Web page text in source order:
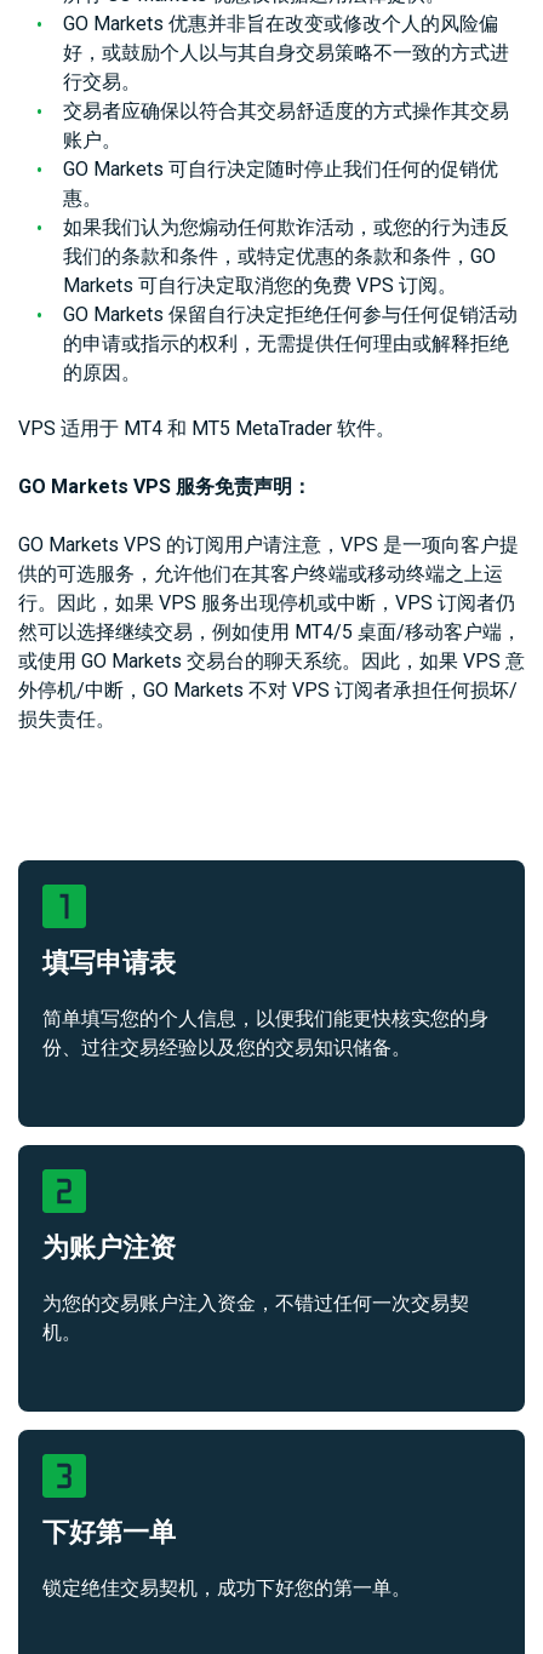
GO Markets 优惠并非旨在改变或修改个人的风险偏
好，或鼓励个人以与其自身交易策略不一致的方式进
行交易。
交易者应确保以符合其交易舒适度的方式操作其交易
账户。
GO Markets 可自行决定随时停止我们任何的促销优
惠。
如果我们认为您煽动任何欺诈活动，或您的行为违反
我们的条款和条件，或特定优惠的条款和条件，GO
Markets 可自行决定取消您的免费 VPS 订阅。
GO Markets 保留自行决定拒绝任何参与任何促销活动
的申请或指示的权利，无需提供任何理由或解释拒绝
的原因。
VPS 适用于 MT4 和 MT5 MetaTrader 软件。
GO Markets VPS 服务免责声明：
GO Markets VPS 的订阅用户请注意，VPS 是一项向客户提
供的可选服务，允许他们在其客户终端或移动终端之上运
行。因此，如果 VPS 服务出现停机或中断，VPS 订阅者仍
然可以选择继续交易，例如使用 MT4/5 桌面/移动客户端，
或使用 GO Markets 交易台的聊天系统。因此，如果 VPS 意
外停机/中断，GO Markets 不对 VPS 订阅者承担任何损坏/
损失责任。
填写申请表
简单填写您的个人信息，以便我们能更快核实您的身
份、过往交易经验以及您的交易知识储备。
为账户注资
为您的交易账户注入资金，不错过任何一次交易契
机。
下好第一单
锁定绝佳交易契机，成功下好您的第一单。